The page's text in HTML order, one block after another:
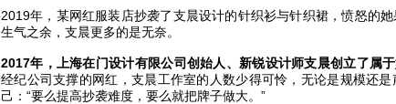
2019年，某网红服装店抄袭了支晨设计的针织衫与针织裙，愤怒的
生气之余，支晨更多的是无奈。
2017年，上海在门设计有限公司创始人、新锐设计师支晨创立了属
经纪公司支撑的网红，支晨工作室的人数少得可怜，无论是规模还
己：“要么提高抄袭难度，要么就把牌子做大。”